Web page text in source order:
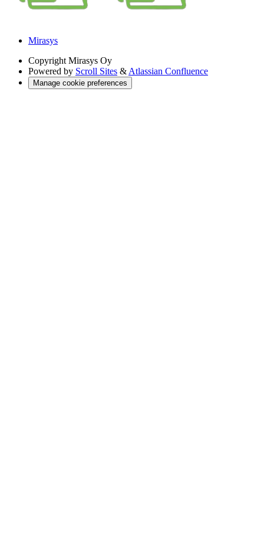
Mirasys
Copyright Mirasys Oy
Powered by Scroll Sites & Atlassian Confluence
Manage cookie preferences